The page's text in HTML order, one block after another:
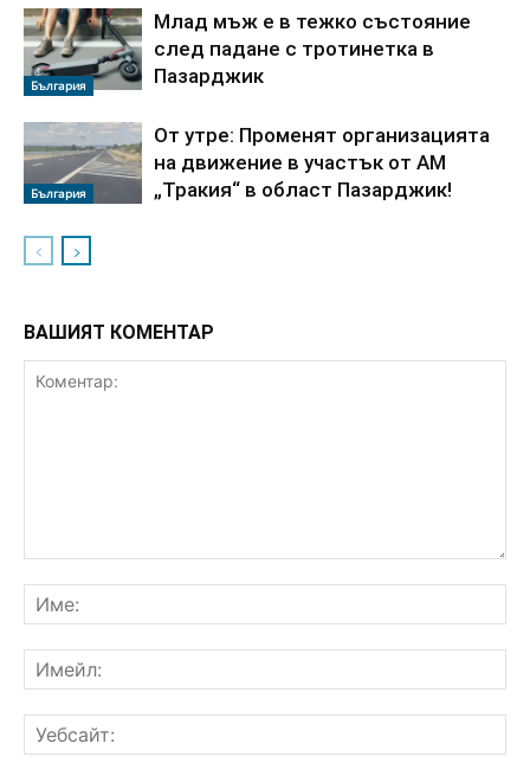
България
Млад мъж е в тежко състояние
след падане с тротинетка в
Пазарджик
България
От утре: Променят организацията
на движение в участък от АМ
„Тракия“ в област Пазарджик!
ВАШИЯТ КОМЕНТАР